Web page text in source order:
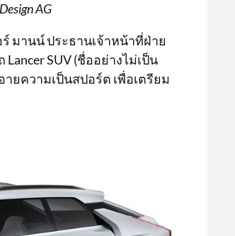
AG
มานน์ ประธานเจ้าหน้าที่ฝ่าย
SUV (ชื่ออย่างไม่เป็น
ยความเป็นสปอร์ต เพื่อเตรียม